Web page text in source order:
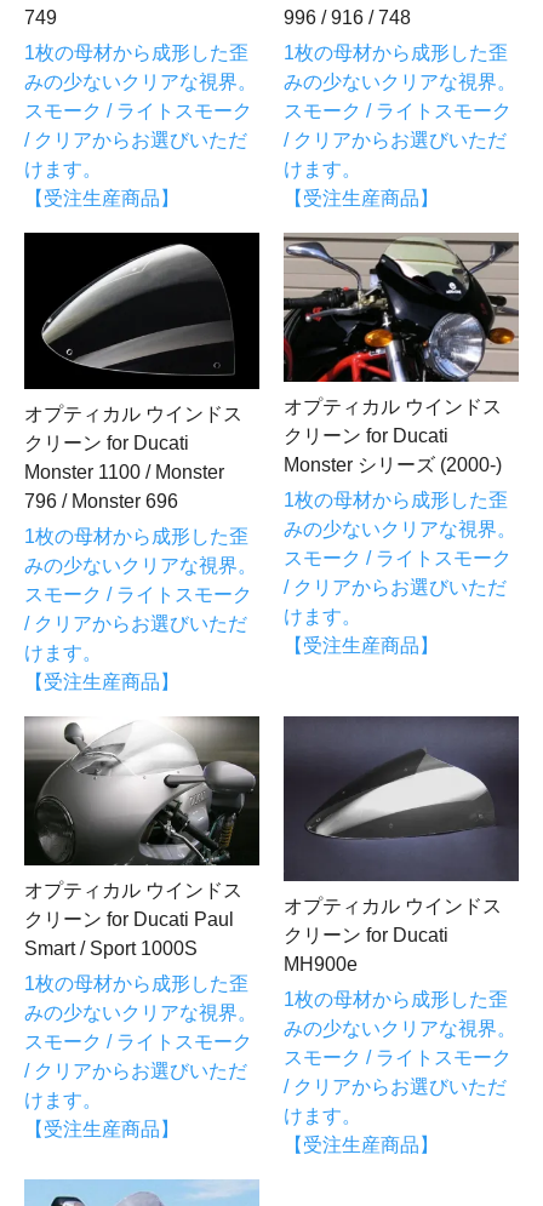
749
1枚の母材から成形した歪
みの少ないクリアな視界。
スモーク / ライトスモーク
/ クリアからお選びいただ
けます。
【受注生産商品】
996 / 916 / 748
1枚の母材から成形した歪
みの少ないクリアな視界。
スモーク / ライトスモーク
/ クリアからお選びいただ
けます。
【受注生産商品】
オプティカル ウインドス
クリーン for Ducati
Monster 1100 / Monster
796 / Monster 696
1枚の母材から成形した歪
みの少ないクリアな視界。
スモーク / ライトスモーク
/ クリアからお選びいただ
けます。
【受注生産商品】
オプティカル ウインドス
クリーン for Ducati
Monster シリーズ (2000-)
1枚の母材から成形した歪
みの少ないクリアな視界。
スモーク / ライトスモーク
/ クリアからお選びいただ
けます。
【受注生産商品】
オプティカル ウインドス
クリーン for Ducati Paul
Smart / Sport 1000S
1枚の母材から成形した歪
みの少ないクリアな視界。
スモーク / ライトスモーク
/ クリアからお選びいただ
けます。
【受注生産商品】
オプティカル ウインドス
クリーン for Ducati
MH900e
1枚の母材から成形した歪
みの少ないクリアな視界。
スモーク / ライトスモーク
/ クリアからお選びいただ
けます。
【受注生産商品】